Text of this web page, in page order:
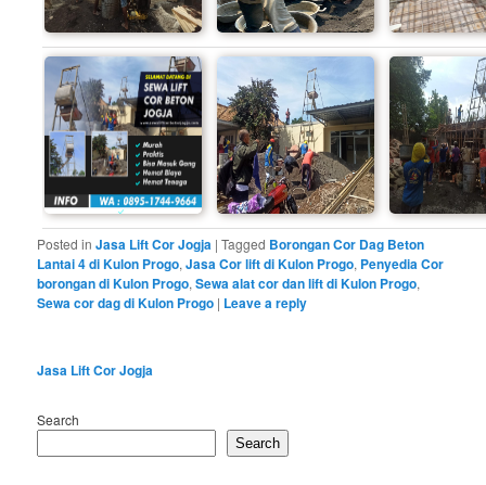
Posted in Jasa Lift Cor Jogja |Tagged Borongan Cor Dag Beton
Lantai 4 di Kulon Progo,Jasa Cor lift di Kulon Progo, Penyedia Cor
borongan di Kulon Progo,Sewa alat cor dan lift di Kulon Progo,
Sewa cor dag di Kulon Progo | Leave a reply
Jasa Lift Cor Jogja
Search
Search